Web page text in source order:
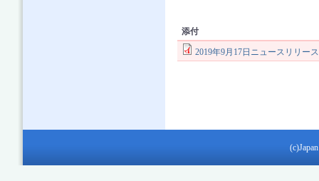
添付
2019年9月17日ニュースリリース